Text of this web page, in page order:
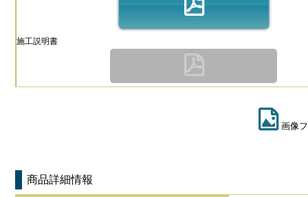
施工説明書
画像
商品詳細情報